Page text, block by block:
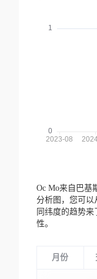
Oc Mo来自巴基
分析图，您可以
同纬度的趋势
性。
月份